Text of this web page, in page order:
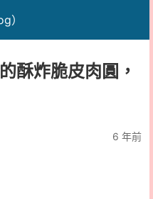
）
酥炸脆皮肉圓，
6 年前